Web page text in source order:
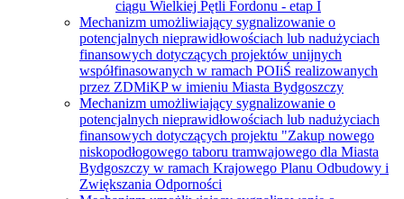
ciągu Wielkiej Pętli Fordonu - etap I
Mechanizm umożliwiający sygnalizowanie o
potencjalnych nieprawidłowościach lub nadużyciach
finansowych dotyczących projektów unijnych
współfinasowanych w ramach POIiŚ realizowanych
przez ZDMiKP w imieniu Miasta Bydgoszczy
Mechanizm umożliwiający sygnalizowanie o
potencjalnych nieprawidłowościach lub nadużyciach
finansowych dotyczących projektu "Zakup nowego
niskopodłogowego taboru tramwajowego dla Miasta
Bydgoszczy w ramach Krajowego Planu Odbudowy i
Zwiększania Odporności